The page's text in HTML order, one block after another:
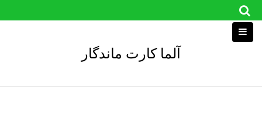
Skip
to
content
آلما کارت ماندگار